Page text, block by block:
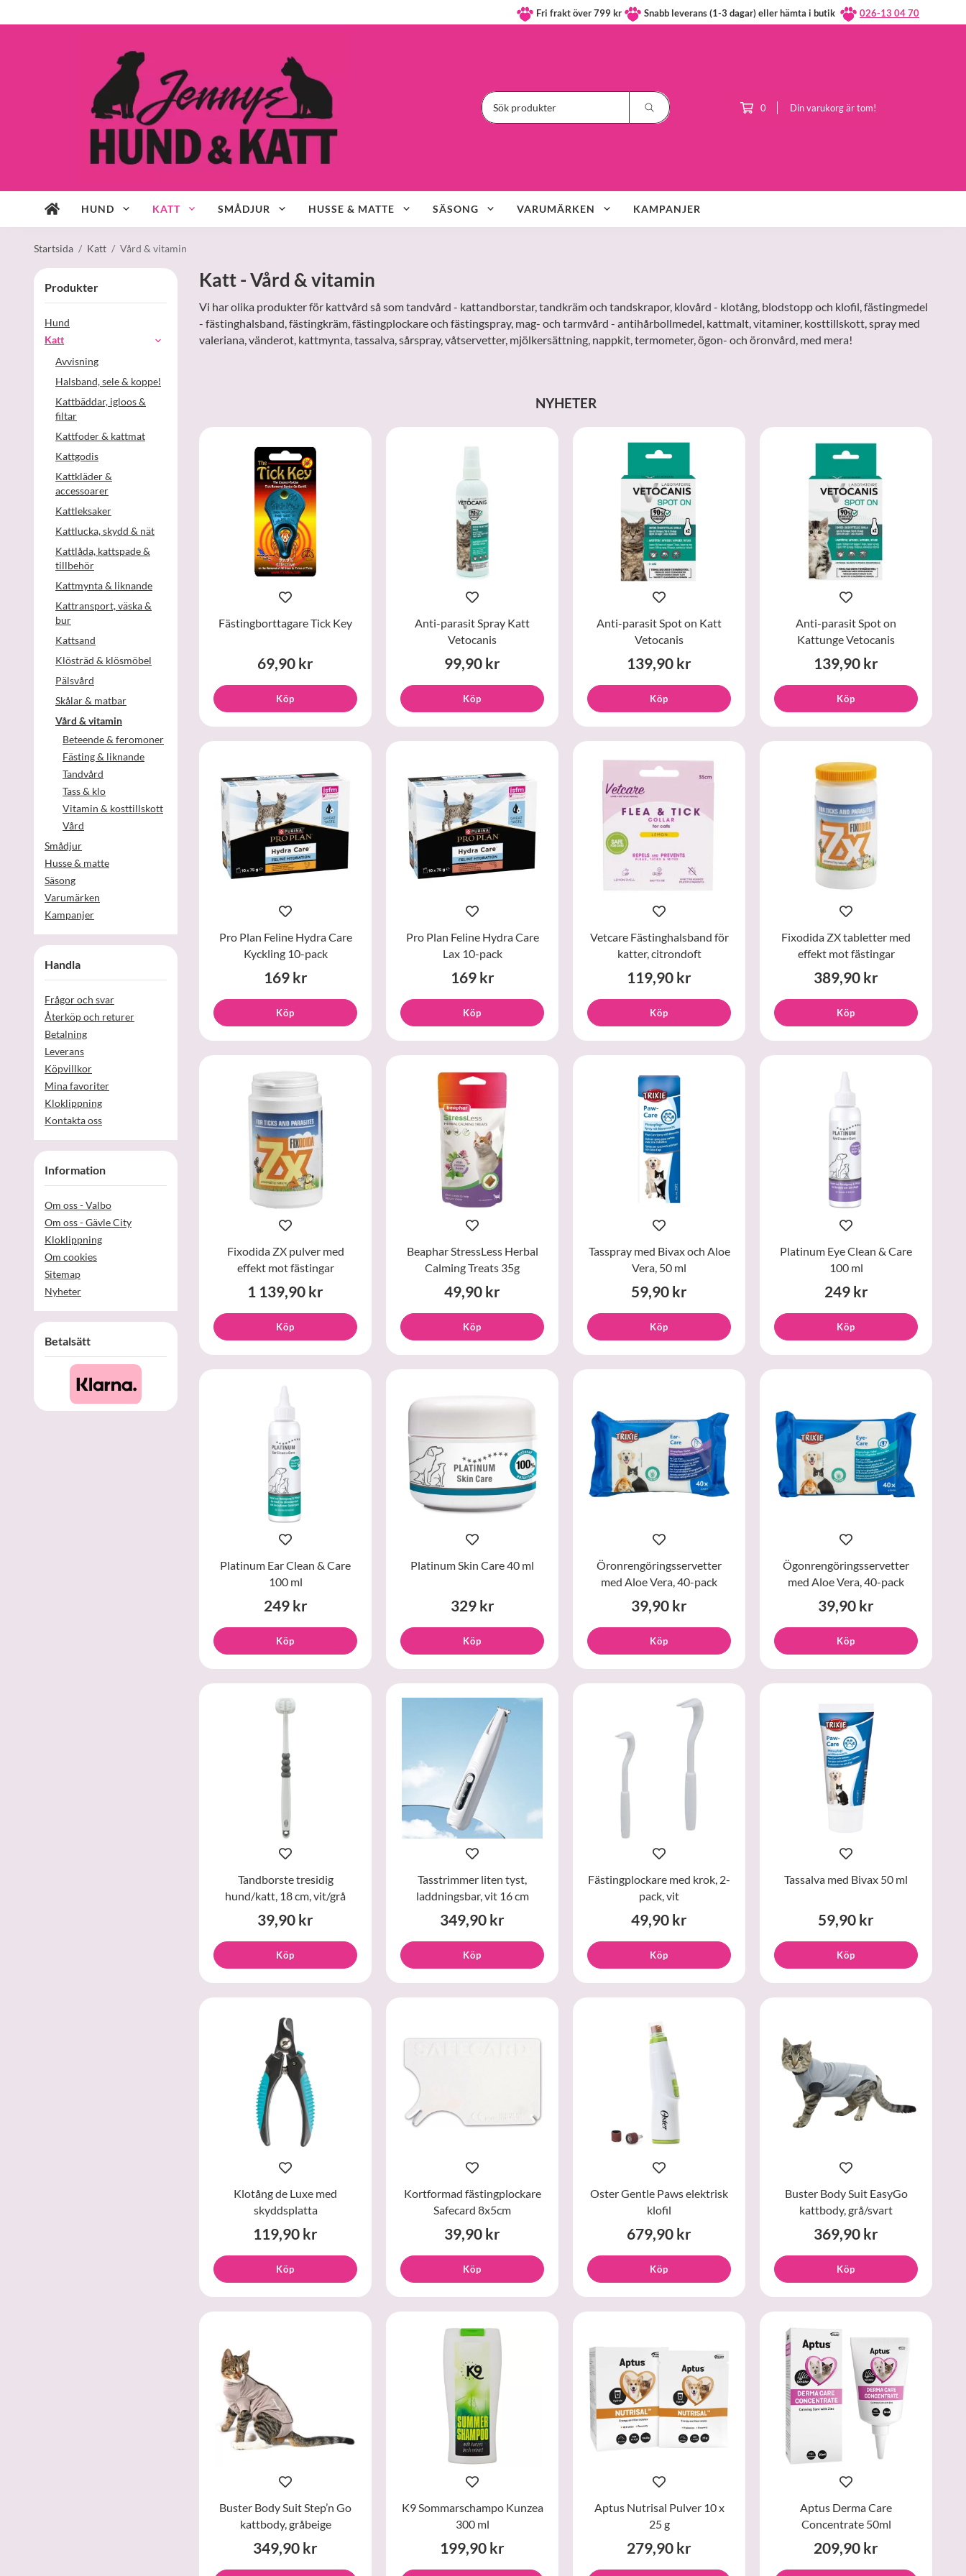
Fri frakt över 799 kr Snabb leverans (1-3 dagar) eller hämta i butik 026-13 04 70
0 Din varukorg är tom!
HUND KATT SMÅDJUR HUSSE & MATTE SÄSONG VARUMÄRKEN KAMPANJER
Startsida / Katt / Vård & vitamin
Produkter
Hund
Katt
Avvisning
Halsband, sele & koppel
Kattbäddar, igloos &
filtar
Kattfoder & kattmat
Kattgodis
Kattkläder &
accessoarer
Kattleksaker
Kattlucka, skydd & nät
Kattlåda, kattspade &
tillbehör
Kattmynta & liknande
Kattransport, väska &
bur
Kattsand
Klösträd & klösmöbel
Pälsvård
Skålar & matbar
Vård & vitamin
Beteende & feromoner
Fästing & liknande
Tandvård
Tass & klo
Vitamin & kosttillskott
Vård
Smådjur
Husse & matte
Säsong
Varumärken
Kampanjer
Handla
Frågor och svar
Återköp och returer
Betalning
Leverans
Köpvillkor
Mina favoriter
Kloklippning
Kontakta oss
Information
Om oss - Valbo
Om oss - Gävle City
Kloklippning
Om cookies
Sitemap
Nyheter
Betalsätt
Katt - Vård & vitamin
Vi har olika produkter för kattvård så som tandvård - kattandborstar, tandkräm och tandskrapor, klovård - klotång, blodstopp och klofil, fästingmedel
- fästinghalsband, fästingkräm, fästingplockare och fästingspray, mag- och tarmvård - antihårbollmedel, kattmalt, vitaminer, kosttillskott, spray med
valeriana, vänderot, kattmynta, tassalva, sårspray, våtservetter, mjölkersättning, nappkit, termometer, ögon- och öronvård, med mera!
NYHETER
Fästingborttagare Tick Key
69,90 kr
Köp
Anti-parasit Spray Katt
Vetocanis
99,90 kr
Köp
Anti-parasit Spot on Katt
Vetocanis
139,90 kr
Köp
Anti-parasit Spot on
Kattunge Vetocanis
139,90 kr
Köp
Pro Plan Feline Hydra Care
Kyckling 10-pack
169 kr
Köp
Pro Plan Feline Hydra Care
Lax 10-pack
169 kr
Köp
Vetcare Fästinghalsband för
katter, citrondoft
119,90 kr
Köp
Fixodida ZX tabletter med
effekt mot fästingar
389,90 kr
Köp
Fixodida ZX pulver med
effekt mot fästingar
1 139,90 kr
Köp
Beaphar StressLess Herbal
Calming Treats 35g
49,90 kr
Köp
Tasspray med Bivax och Aloe
Vera, 50 ml
59,90 kr
Köp
Platinum Eye Clean & Care
100 ml
249 kr
Köp
Platinum Ear Clean & Care
100 ml
249 kr
Köp
Platinum Skin Care 40 ml
329 kr
Köp
Öronrengöringsservetter
med Aloe Vera, 40-pack
39,90 kr
Köp
Ögonrengöringsservetter
med Aloe Vera, 40-pack
39,90 kr
Köp
Tandborste tresidig
hund/katt, 18 cm, vit/grå
39,90 kr
Köp
Tasstrimmer liten tyst,
laddningsbar, vit 16 cm
349,90 kr
Köp
Fästingplockare med krok, 2-
pack, vit
49,90 kr
Köp
Tassalva med Bivax 50 ml
59,90 kr
Köp
Klotång de Luxe med
skyddsplatta
119,90 kr
Köp
Kortformad fästingplockare
Safecard 8x5cm
39,90 kr
Köp
Oster Gentle Paws elektrisk
klofil
679,90 kr
Köp
Buster Body Suit EasyGo
kattbody, grå/svart
369,90 kr
Köp
Buster Body Suit Step’n Go
kattbody, gråbeige
349,90 kr
K9 Sommarschampo Kunzea
300 ml
199,90 kr
Aptus Nutrisal Pulver 10 x
25 g
279,90 kr
Aptus Derma Care
Concentrate 50ml
209,90 kr